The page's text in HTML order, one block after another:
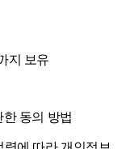
지 보유
동의 방법